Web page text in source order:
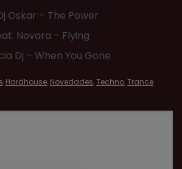
Oskar – The Power
Novara – Flying
Dj – When You Gone
, Hardhouse, Novedades,Techno,Trance